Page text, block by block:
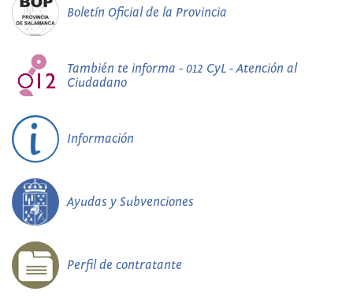
Boletín Oficial de la Provincia
También te informa - 012 CyL - Atención al
Ciudadano
Información
Ayudas y Subvenciones
Perfil de contratante